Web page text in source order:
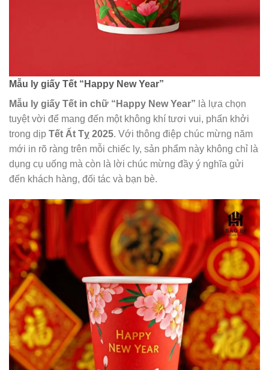
Mẫu ly giấy Tết “Happy New Year”
Mẫu ly giấy Tết in chữ “Happy New Year” là lựa chọn
tuyệt vời để mang đến một không khí tươi vui, phấn khởi
trong dịp Tết Ất Tỵ 2025. Với thông điệp chúc mừng năm
mới in rõ ràng trên mỗi chiếc ly, sản phẩm này không chỉ là
dụng cụ uống mà còn là lời chúc mừng đầy ý nghĩa gửi
đến khách hàng, đối tác và bạn bè.